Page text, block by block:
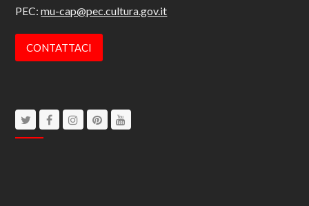
PEC:mu-cap@pec.cultura.gov.it
CONTATTACI
TwitterFacebookInstagram
Pinterest